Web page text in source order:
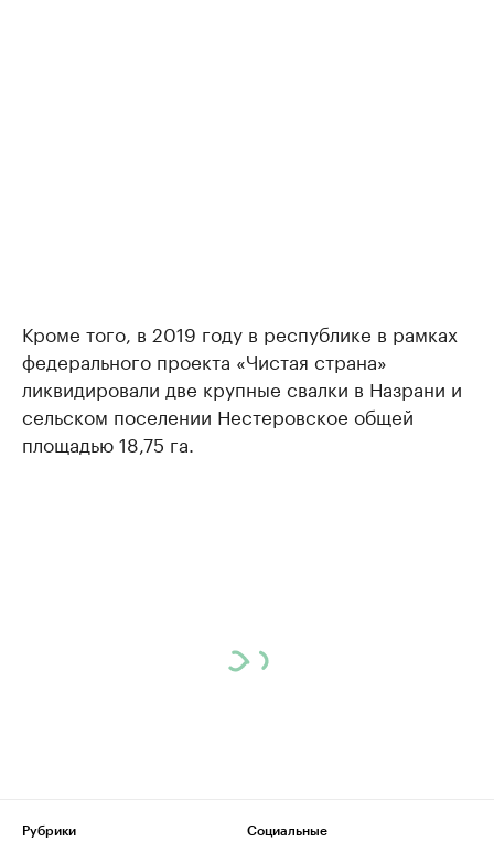
Кроме того, в 2019 году в республике в рамках
федерального проекта «Чистая страна»
ликвидировали две крупные свалки в Назрани и
сельском поселении Нестеровское общей
площадью 18,75 га.
Рубрики
Социальные